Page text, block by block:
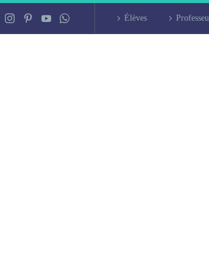
Élèves